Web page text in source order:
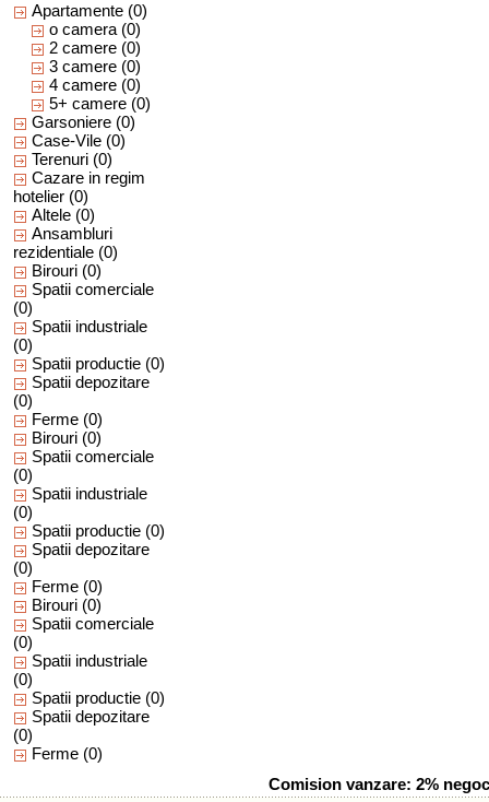
Apartamente (0)
o camera (0)
2 camere (0)
3 camere (0)
4 camere (0)
5+ camere (0)
Garsoniere (0)
Case-Vile (0)
Terenuri (0)
Cazare in regim
hotelier (0)
Altele (0)
Ansambluri
rezidentiale (0)
Birouri (0)
Spatii comerciale
(0)
Spatii industriale
(0)
Spatii productie (0)
Spatii depozitare
(0)
Ferme (0)
Birouri (0)
Spatii comerciale
(0)
Spatii industriale
(0)
Spatii productie (0)
Spatii depozitare
(0)
Ferme (0)
Birouri (0)
Spatii comerciale
(0)
Spatii industriale
(0)
Spatii productie (0)
Spatii depozitare
(0)
Ferme (0)
Comision vanzare: 2%